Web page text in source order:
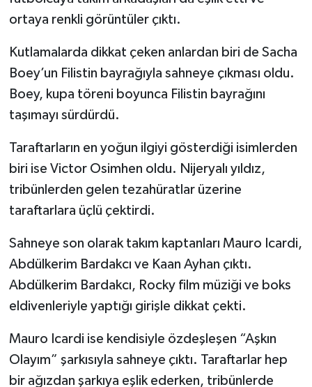
ortaya renkli görüntüler çıktı.
Kutlamalarda dikkat çeken anlardan biri de Sacha
Boey’un Filistin bayrağıyla sahneye çıkması oldu.
Boey, kupa töreni boyunca Filistin bayrağını
taşımayı sürdürdü.
Taraftarların en yoğun ilgiyi gösterdiği isimlerden
biri ise Victor Osimhen oldu. Nijeryalı yıldız,
tribünlerden gelen tezahüratlar üzerine
taraftarlara üçlü çektirdi.
Sahneye son olarak takım kaptanları Mauro Icardi,
Abdülkerim Bardakcı ve Kaan Ayhan çıktı.
Abdülkerim Bardakcı, Rocky film müziği ve boks
eldivenleriyle yaptığı girişle dikkat çekti.
Mauro Icardi ise kendisiyle özdeşleşen “Aşkın
Olayım” şarkısıyla sahneye çıktı. Taraftarlar hep
bir ağızdan şarkıya eşlik ederken, tribünlerde